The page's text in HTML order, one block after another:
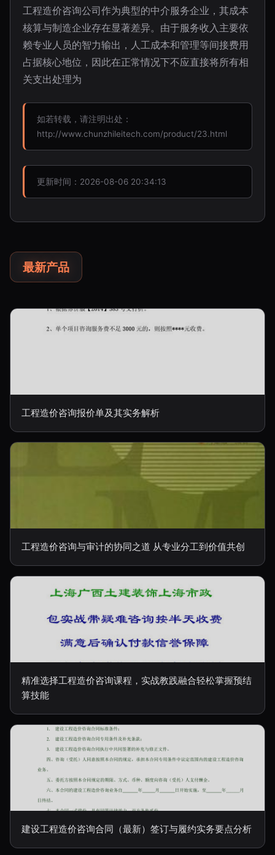
工程造价咨询公司作为典型的中介服务企业，其成本
核算与制造企业存在显著差异。由于服务收入主要依
赖专业人员的智力输出，人工成本和管理等间接费用
占据核心地位，因此在正常情况下不应直接将所有相
关支出处理为
如若转载，请注明出处：
http://www.chunzhileitech.com/product/23.html
更新时间：2026-08-06 20:34:13
最新产品
工程造价咨询报价单及其实务解析
工程造价咨询与审计的协同之道 从专业分工到价值共创
精准选择工程造价咨询课程，实战教践融合轻松掌握预结
算技能
建设工程造价咨询合同（最新）签订与履约实务要点分析